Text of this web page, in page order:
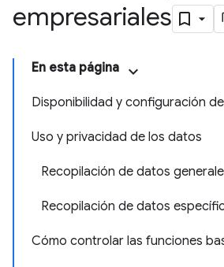
empresariales
En esta página
Disponibilidad y configuración
Uso y privacidad de los datos
Recopilación de datos
Recopilación de datos
Cómo controlar las funciones